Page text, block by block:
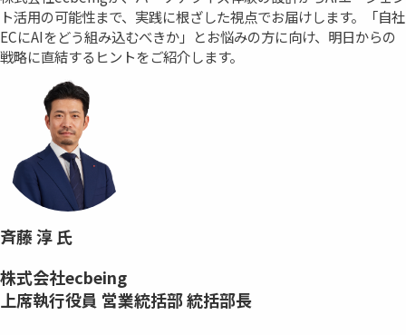
ト活用の可能性まで、実践に根ざした視点でお届けします。「自社
ECにAIをどう組み込むべきか」とお悩みの方に向け、明日からの
戦略に直結するヒントをご紹介します。
斉藤 淳 氏
株式会社ecbeing
上席執行役員​ 営業統括部 統括部長​